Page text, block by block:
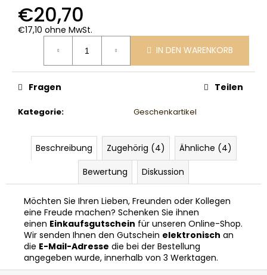
€20,70
€17,10 ohne MwSt.
Verkaufspreis:
IN DEN WARENKORB
Kategorie: Geschenkartikel
Fragen Teilen
Beschreibung Zugehörig (4)
Ähnliche (4)
Bewertung
Diskussion
Möchten Sie Ihren Lieben, Freunden oder Kollegen
eine Freude machen? Schenken Sie ihnen
einen Einkaufsgutschein für unseren Online-Shop.
Wir senden Ihnen den Gutschein elektronisch an
die E-Mail-Adresse die bei der Bestellung
angegeben wurde, innerhalb von 3 Werktagen.